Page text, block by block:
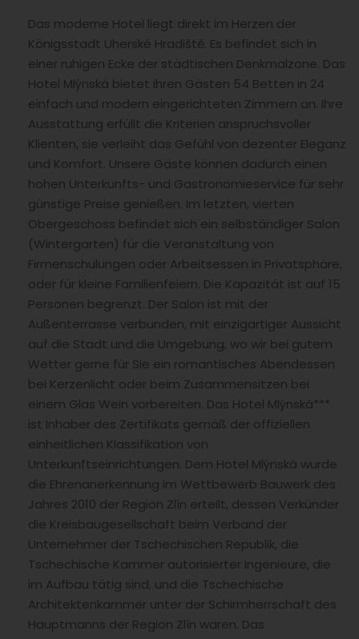
Das moderne Hotel liegt direkt im Herzen der
Königsstadt Uherské Hradiště. Es befindet sich in
einer ruhigen Ecke der städtischen Denkmalzone. Das
Hotel Mlýnská bietet ihren Gästen 54 Betten in 24
einfach und modern eingerichteten Zimmern an. Ihre
Ausstattung erfüllt die Kriterien anspruchsvoller
Klienten, sie verleiht das Gefühl von dezenter Eleganz
und Komfort. Unsere Gäste können dadurch einen
hohen Unterkunfts- und Gastronomieservice für sehr
günstige Preise genießen. Im letzten, vierten
Obergeschoss befindet sich ein selbständiger Salon
(Wintergarten) für die Veranstaltung von
Firmenschulungen oder Arbeitsessen in Privatsphäre,
oder für kleine Familienfeiern. Die Kapazität ist auf 15
Personen begrenzt. Der Salon ist mit der
Außenterrasse verbunden, mit einzigartiger Aussicht
auf die Stadt und die Umgebung, wo wir bei gutem
Wetter gerne für Sie ein romantisches Abendessen
bei Kerzenlicht oder beim Zusammensitzen bei
einem Glas Wein vorbereiten. Das Hotel Mlýnská***
ist Inhaber des Zertifikats gemäß der offiziellen
einheitlichen Klassifikation von
Unterkunftseinrichtungen. Dem Hotel Mlýnská wurde
die Ehrenanerkennung im Wettbewerb Bauwerk des
Jahres 2010 der Region Zlín erteilt, dessen Verkünder
die Kreisbaugesellschaft beim Verband der
Unternehmer der Tschechischen Republik, die
Tschechische Kammer autorisierter Ingenieure, die
im Aufbau tätig sind, und die Tschechische
Architektenkammer unter der Schirmherrschaft des
Hauptmanns der Region Zlín waren. Das